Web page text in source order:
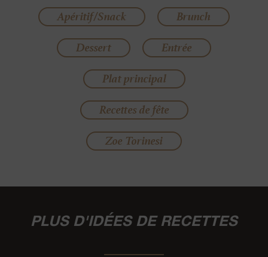
Apéritif/Snack
Brunch
Dessert
Entrée
Plat principal
Recettes de fête
Zoe Torinesi
PLUS D'IDÉES DE RECETTES